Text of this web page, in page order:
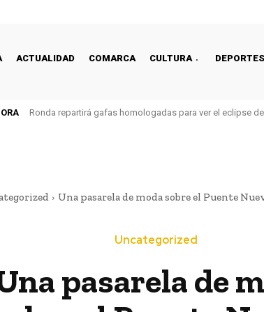
ACTUALIDAD COMARCA CULTURA DEPORTES
Ronda repartirá gafas homologadas para ver el eclipse
Una pasarela de moda sobre el Puente
Uncategorized
pasarela de